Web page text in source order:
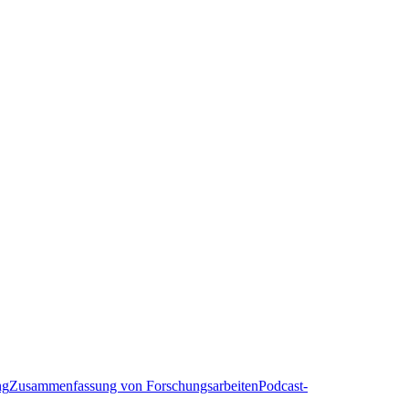
Zusammenfassung von ForschungsarbeitenPodcast-